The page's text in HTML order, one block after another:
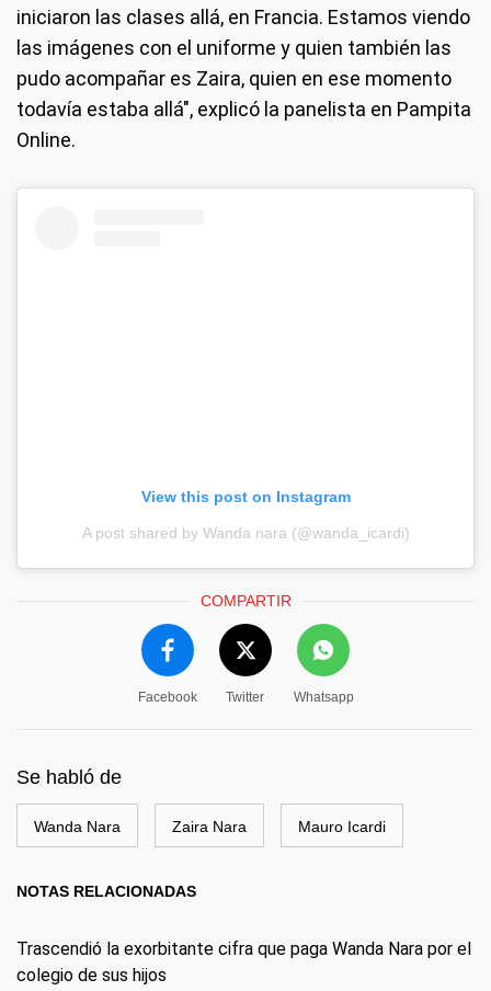
iniciaron las clases allá, en Francia. Estamos viendo
las imágenes con el uniforme y quien también las
pudo acompañar es Zaira, quien en ese momento
todavía estaba allá", explicó la panelista en Pampita
Online.
View this post on Instagram
A post shared by Wanda nara (@wanda_icardi)
COMPARTIR
Facebook Twitter Whatsapp
Se habló de
Wanda Nara Zaira Nara Mauro Icardi
NOTAS RELACIONADAS
Trascendió la exorbitante cifra que paga Wanda Nara por el
colegio de sus hijos